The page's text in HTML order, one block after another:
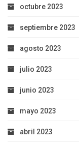
octubre 2023
septiembre 2023
agosto 2023
julio 2023
junio 2023
mayo 2023
abril 2023